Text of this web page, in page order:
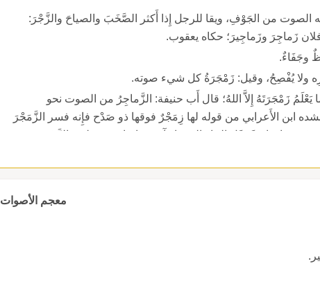
من الجَوْفِ، ويقا للرجل إِذا أَكثر الصَّخَبَ والصياحَ والزَّجْرَ:
زَماجِرَ وزَماجِيرَ؛ حكاه يعقوب.
وجَفَاءٌ.
ولا يُفْصِحُ، وقيل: زَمْجَرَةُ كل شيء صوته.
زَمْجَرَتَهُ إِلاَّ اللهُ؛ قال أَب حنيفة: الزَّماجِرُ من الصوت نحو
ابن الأَعرابي من قوله لها زِمَجْرٌ فوقها ذو صَدْح فإِنه فسر الزَّمَجْرَ
زَمْجَر فاحتاج فَحَوَّل البناء إِلى بناء آخر، وإِنما عنى ثعلب بالزَّمْجَرِ جم
زَمْجَرٌ إِلاَّ ذلك؛ قال اب سيده: وعندي أَن الشاعر إِنما عنى
ابن الأَعرابي: الزَّماجِيرُ زَمَّارات الرُّعْيانِ.
معجم الأصوات